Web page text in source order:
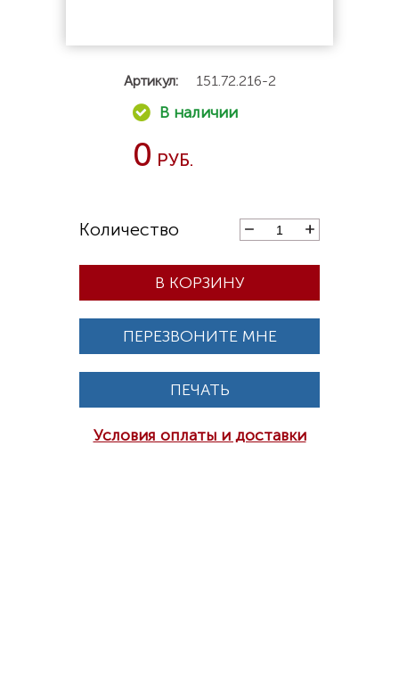
Артикул: 151.72.216-2
0
В КОРЗИНУ
ПЕРЕЗВОНИТЕ МНЕ
ПЕЧАТЬ
Условия оплаты и доставки